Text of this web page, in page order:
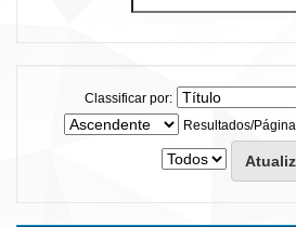
Classificar por:
Resultados/Página